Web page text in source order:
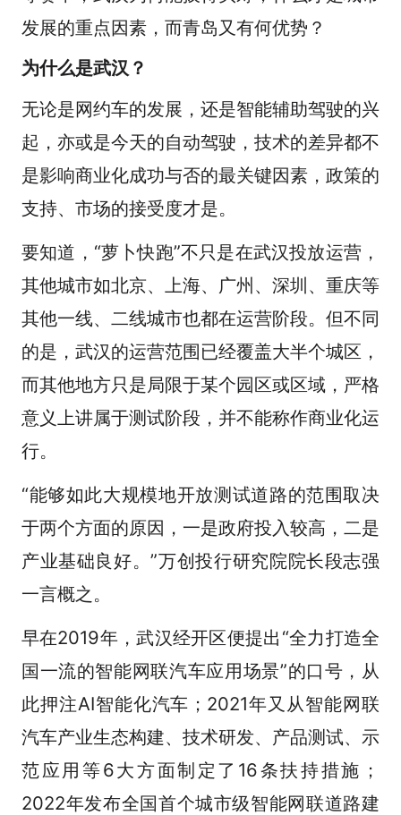
发展的重点因素，而青岛又有何优势？
为什么是武汉？
无论是网约车的发展，还是智能辅助驾驶的兴
起，亦或是今天的自动驾驶，技术的差异都不
是影响商业化成功与否的最关键因素，政策的
支持、市场的接受度才是。
要知道，“萝卜快跑”不只是在武汉投放运营，
其他城市如北京、上海、广州、深圳、重庆等
其他一线、二线城市也都在运营阶段。但不同
的是，武汉的运营范围已经覆盖大半个城区，
而其他地方只是局限于某个园区或区域，严格
意义上讲属于测试阶段，并不能称作商业化运
行。
“能够如此大规模地开放测试道路的范围取决
于两个方面的原因，一是政府投入较高，二是
产业基础良好。”万创投行研究院院长段志强
一言概之。
早在2019年，武汉经开区便提出“全力打造全
国一流的智能网联汽车应用场景”的口号，从
此押注AI智能化汽车；2021年又从智能网联
汽车产业生态构建、技术研发、产品测试、示
范应用等6大方面制定了16条扶持措施；
2022年发布全国首个城市级智能网联道路建